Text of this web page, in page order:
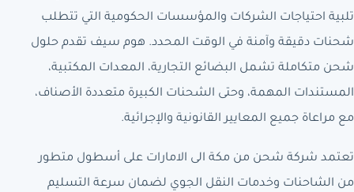
تلبية احتياجات الشركات والمؤسسات الحكومية التي تتطلب
شحنات دقيقة وآمنة في الوقت المحدد. هوم سيف تقدم حلول
شحن متكاملة تشمل البضائع التجارية، المعدات المكتبية،
المستندات المهمة، وحتى الشحنات الكبيرة متعددة الأصناف،
مع مراعاة جميع المعايير القانونية والإجرائية.
تعتمد شركة شحن من مكة الى الامارات على أسطول متطور
من الشاحنات وخدمات النقل الجوي لضمان سرعة التسليم